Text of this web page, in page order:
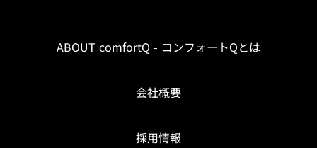
ABOUT comfortQ - コンフォートQとは
会社概要
採用情報